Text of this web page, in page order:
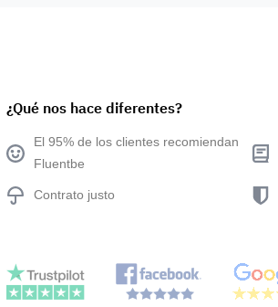
¿Qué nos hace diferentes?
El 95% de los clientes recomiendan
Fluentbe
Contrato justo